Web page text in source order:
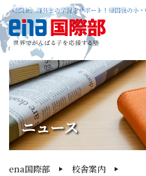
帰国生、海外生の学習をサポート！帰国後の小
ニュース
ena国際部
校舎案内